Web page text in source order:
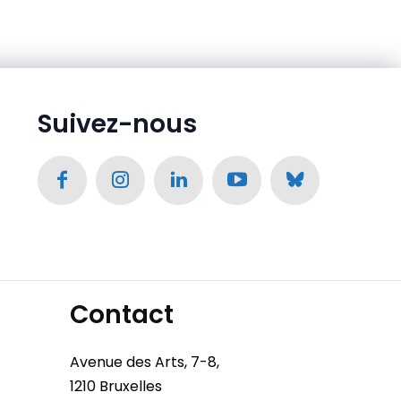
Suivez-nous
Contact
Avenue des Arts, 7-8,
1210 Bruxelles